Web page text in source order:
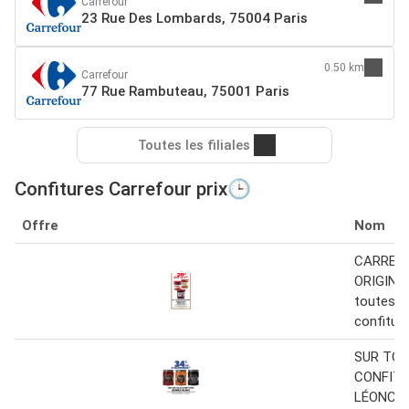
23 Rue Des Lombards, 75004 Paris
Carrefour
77 Rue Rambuteau, 75001 Paris
0.50 km
Toutes les filiales
Confitures Carrefour prix🕒
Offre Nom
toutes
SUR
LÉONCE